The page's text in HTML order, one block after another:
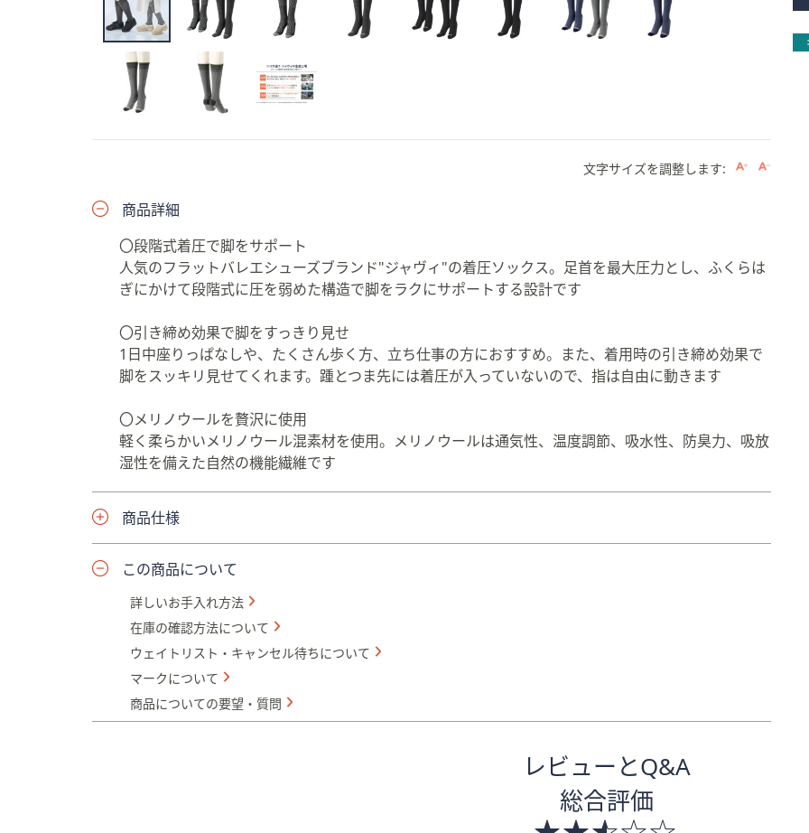
て
す。
文字サイズを調整します:
商品詳細
〇段階式着圧で脚をサポート
人気のフラットバレエシューズブランド"ジャヴィ"の着圧ソックス。足首を最大圧力とし、ふくらは
ぎにかけて段階式に圧を弱めた構造で脚をラクにサポートする設計です
〇引き締め効果で脚をすっきり見せ
1日中座りっぱなしや、たくさん歩く方、立ち仕事の方におすすめ。また、着用時の引き締め効果で
脚をスッキリ見せてくれます。踵とつま先には着圧が入っていないので、指は自由に動きます
〇メリノウールを贅沢に使用
軽く柔らかいメリノウール混素材を使用。メリノウールは通気性、温度調節、吸水性、防臭力、吸放
湿性を備えた自然の機能繊維です
商品仕様
この商品について
詳しいお手入れ方法
在庫の確認方法について
ウェイトリスト・キャンセル待ちについて
マークについて
商品についての要望・質問
レビューとQ&A
総合評価